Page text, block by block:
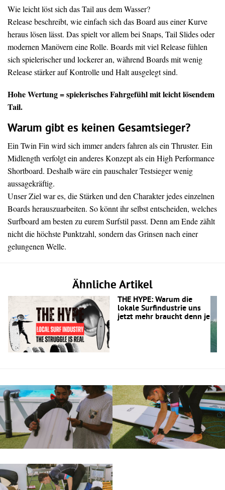
Wie leicht löst sich das Tail aus dem Wasser?
Release beschreibt, wie einfach sich das Board aus einer Kurve
heraus lösen lässt. Das spielt vor allem bei Snaps, Tail Slides oder
modernen Manövern eine Rolle. Boards mit viel Release fühlen
sich spielerischer und lockerer an, während Boards mit wenig
Release stärker auf Kontrolle und Halt ausgelegt sind.
Hohe Wertung = spielerisches Fahrgefühl mit leicht lösendem
Tail.
Warum gibt es keinen Gesamtsieger?
Ein Twin Fin wird sich immer anders fahren als ein Thruster. Ein
Midlength verfolgt ein anderes Konzept als ein High Performance
Shortboard. Deshalb wäre ein pauschaler Testsieger wenig
aussagekräftig.
Unser Ziel war es, die Stärken und den Charakter jedes einzelnen
Boards herauszuarbeiten. So könnt ihr selbst entscheiden, welches
Surfboard am besten zu eurem Surfstil passt. Denn am Ende zählt
nicht die höchste Punktzahl, sondern das Grinsen nach einer
gelungenen Welle.
Ähnliche Artikel
THE HYPE: Warum die
lokale Surfindustrie uns
jetzt mehr braucht denn je